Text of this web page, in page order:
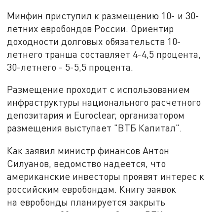
Минфин приступил к размещению 10- и 30-
летних евробондов России. Ориентир
доходности долговых обязательств 10-
летнего транша составляет 4-4,5 процента,
30-летнего - 5-5,5 процента.
Размещение проходит с использованием
инфраструктуры национального расчетного
депозитария и Euroclear, организатором
размещения выступает "ВТБ Капитал".
Как заявил министр финансов Антон
Силуанов, ведомство надеется, что
американские инвесторы проявят интерес к
российским евробондам. Книгу заявок
на евробонды планируется закрыть